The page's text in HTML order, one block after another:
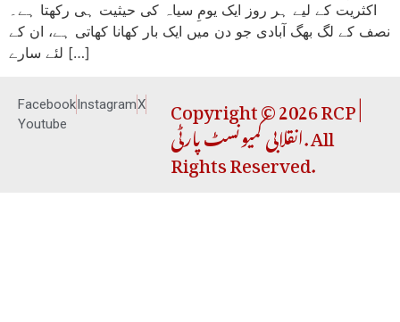
اکثریت کے لیے ہر روز ایک یومِ سیاہ کی حیثیت ہی رکھتا ہے۔
نصف کے لگ بھگ آبادی جو دن میں ایک بار کھانا کھاتی ہے، ان کے
لئے سارے […]
FacebookInstagramX
Youtube
Copyright © 2026 RCP |
انقلابی کمیونسٹ پارٹی. All
Rights Reserved.